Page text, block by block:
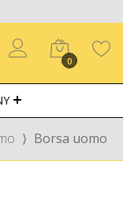
0
⟩ Borsa uomo